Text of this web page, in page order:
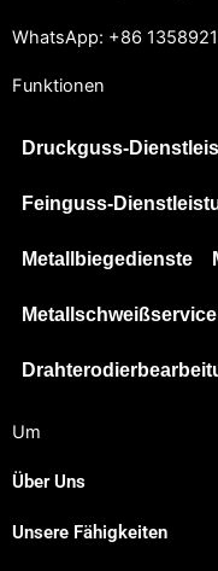
WhatsApp: +86
Funktionen
Druckguss-
Feinguss-
Metallbiegedienste
Metallschweißservice
Um
Über Uns
Unsere Fähigkeiten